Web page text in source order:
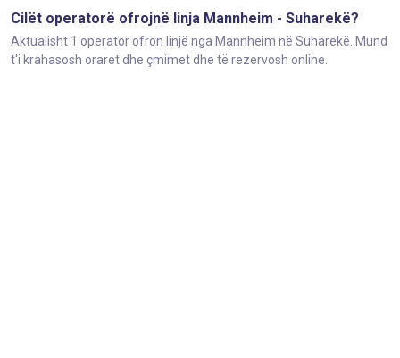
Cilët operatorë ofrojnë linja Mannheim - Suharekë?
Aktualisht 1 operator ofron linjë nga Mannheim në Suharekë. Mund
t'i krahasosh oraret dhe çmimet dhe të rezervosh online.